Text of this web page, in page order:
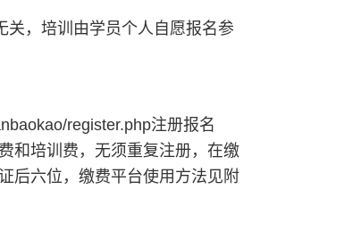
关，培训由学员个人自愿报名参
register.php注册报名
和培训费，无须重复注册，在缴
后六位，缴费平台使用方法见附